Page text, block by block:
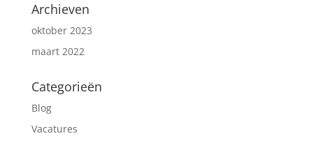
Archieven
oktober 2023
maart 2022
Categorieën
Blog
Vacatures